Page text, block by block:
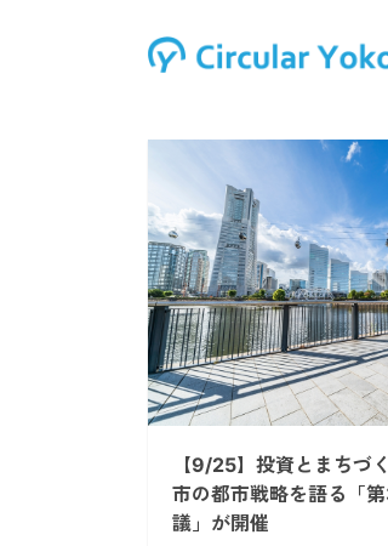
【9/25】投資とまちづ
市の都市戦略を語る「
議」が開催